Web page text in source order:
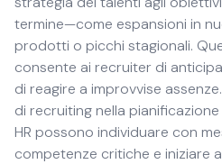
termine—come espansioni in
prodotti o picchi stagionali.
consente ai recruiter di
di reagire a improvvise
di recruiting nella
HR possono individuare con
competenze critiche e iniziare